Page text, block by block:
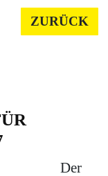
ZURÜCK
Der